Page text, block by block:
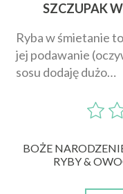
SZCZUPAK
Ryba w śmietanie
jej podawanie
sosu dodaję dużo…
BOŻE
RYBY &